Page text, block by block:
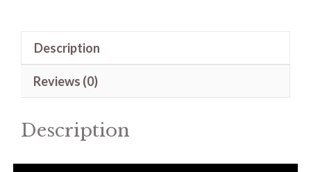
17.3'
Description
Reviews (0)
Description